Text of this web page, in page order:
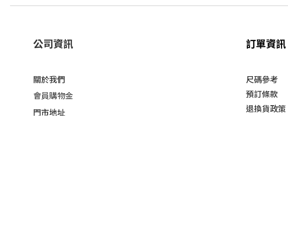
公司資訊 訂單資訊
關於我們
會員購物金
門市地址
尺碼參考
預訂條款
退換貨政策​